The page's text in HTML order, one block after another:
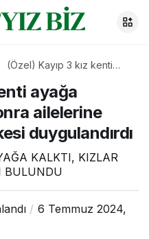
(Özel) Kayıp 3 kız kenti
sonra ailelerine kavuşma
anları herkesi duygulandırdı
ayağa
ailelerine
duygulandırdı
KALKTI, KIZLAR
BULUNDU
6 Temmuz 2024,